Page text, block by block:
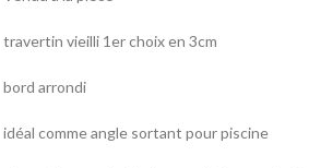
travertin vieilli 1er choix en 3cm
bord arrondi
idéal comme angle sortant pour piscine